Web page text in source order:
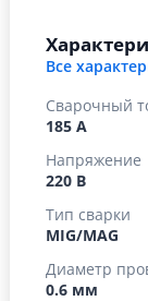
Все
Сварочный
185 А
Напряжение
220 В
Тип сварки
MIG/MAG
Диаметр
0.6 мм